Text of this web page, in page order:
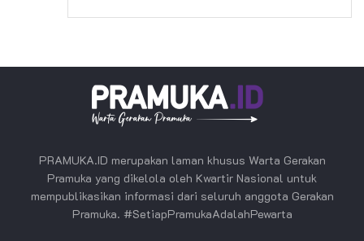
PRAMUKA.ID merupakan laman khusus Warta Gerakan
Pramuka yang dikelola oleh Kwartir Nasional untuk
mempublikasikan informasi dari seluruh anggota Gerakan
Pramuka. #SetiapPramukaAdalahPewarta